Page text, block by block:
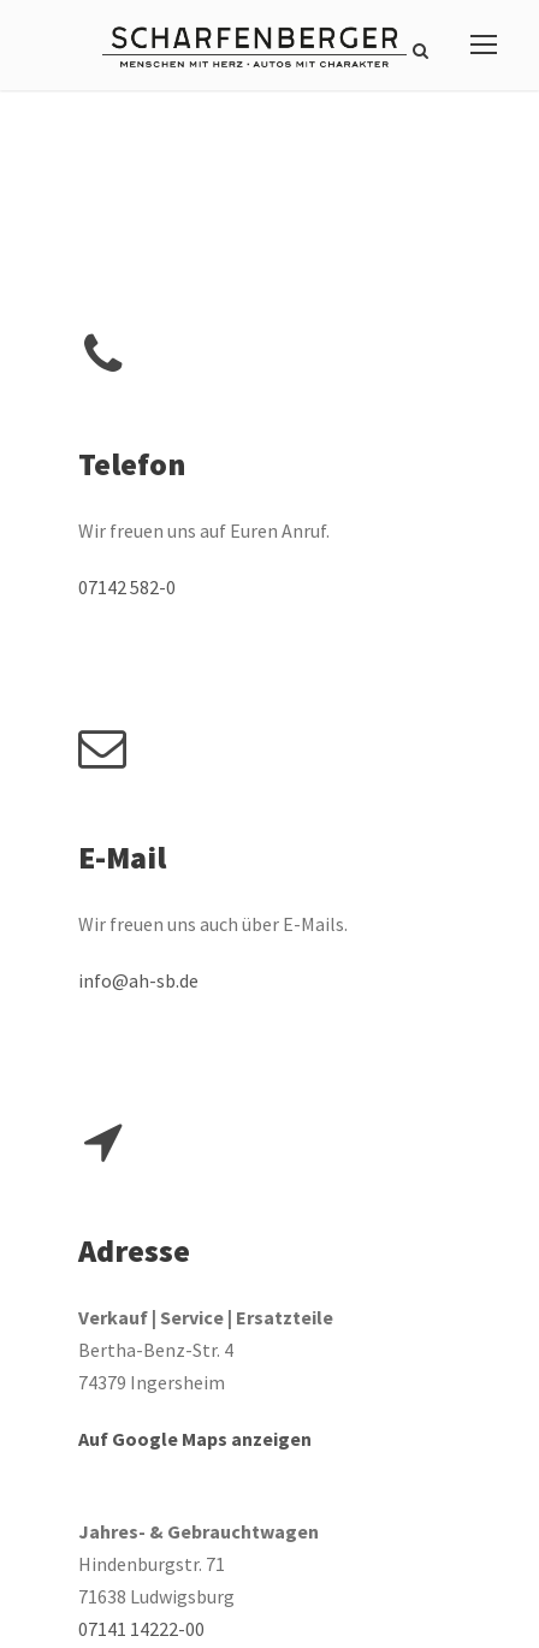
Telefon
Wir freuen uns auf Euren Anruf.
07142 582-0
E-Mail
Wir freuen uns auch über E-Mails.
info@ah-sb.de
Adresse
Verkauf | Service | Ersatzteile
Bertha-Benz-Str. 4
74379 Ingersheim
Auf Google Maps anzeigen
Jahres- & Gebrauchtwagen
Hindenburgstr. 71
71638 Ludwigsburg
07141 14222-00